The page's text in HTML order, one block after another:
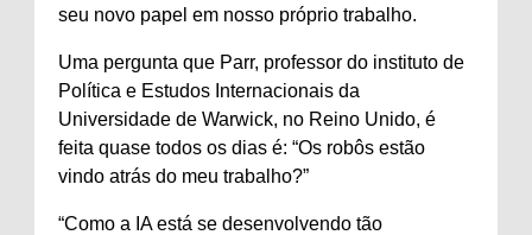
seu novo papel em nosso próprio trabalho.
Uma pergunta que Parr, professor do instituto de
Política e Estudos Internacionais da
Universidade de Warwick, no Reino Unido, é
feita quase todos os dias é: “Os robôs estão
vindo atrás do meu trabalho?”
“Como a IA está se desenvolvendo tão